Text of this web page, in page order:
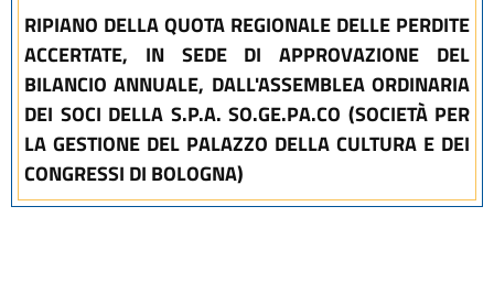
RIPIANO DELLA QUOTA REGIONALE DELLE PERDITE
ACCERTATE, IN SEDE DI APPROVAZIONE DEL
BILANCIO ANNUALE, DALL'ASSEMBLEA ORDINARIA
DEI SOCI DELLA S.P.A. SO.GE.PA.CO (SOCIETÀ PER
LA GESTIONE DEL PALAZZO DELLA CULTURA E DEI
CONGRESSI DI BOLOGNA)